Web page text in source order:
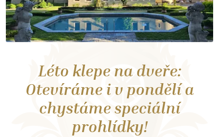
Léto klepe na dveře:
Otevíráme i v pondělí a
chystáme speciální
prohlídky!